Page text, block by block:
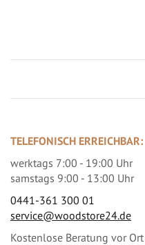
TELEFONISCH ERREICHBAR:
werktags 7:00 - 19:00 Uhr
samstags 9:00 - 13:00 Uhr
0441-361 300 01
service@woodstore24.de
Kostenlose Beratung vor